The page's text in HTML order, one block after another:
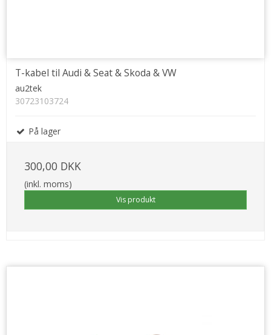
T-kabel til Audi & Seat & Skoda & VW
au2tek
30723103724
På lager
300,00 DKK
(inkl. moms)
Vis produkt